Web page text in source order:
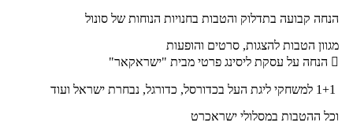
הנחה קבועה בתדלוק והטבות בחנויות הנוחות של סונול
מגוון הטבות להצגות, סרטים והופעות
 הנחה על עסקת ליסינג פרטי מבית "ישראקאר"
וכל ההטבות במסלולי ישראכרט